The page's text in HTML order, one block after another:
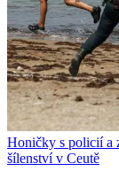
Honičky s policií a
šílenství v Ceutě